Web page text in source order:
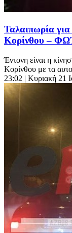
Ταλαιπωρία
Κορίνθου –
Έντονη είναι η
Κορίνθου με τα
23:02 | Κυριακή 21